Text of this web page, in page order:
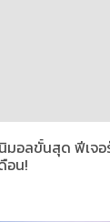
มอลขั้นสุด ฟีเจ
อน!